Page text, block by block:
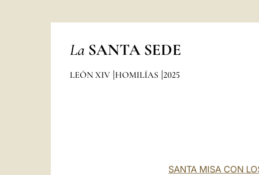
La SANTA SEDE
LEÓN XIV HOMILÍAS 2025
SANTA MISA CON